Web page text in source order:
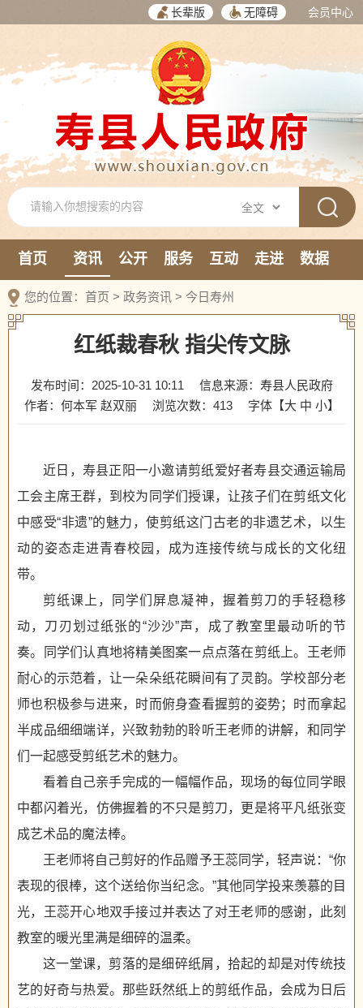
长辈版 无障碍 会员中心
首页 资讯 公开 服务 互动 走进
数据
新媒体
您的位置： 首页 > 政务资讯 > 今日寿州
红纸裁春秋 指尖传文脉
发布时间：2025-10-31 10:11
信息来源：寿县人民政府
作者：何本军 赵双丽
浏览次数： 413 字体【大 中 小】
近日，寿县正阳一小邀请剪纸爱好者寿县交通运输局
工会主席王群，到校为同学们授课，让孩子们在剪纸文化
中感受“非遗”的魅力，使剪纸这门古老的非遗艺术，以生
动的姿态走进青春校园，成为连接传统与成长的文化纽
带。
剪纸课上，同学们屏息凝神，握着剪刀的手轻稳移
动，刀刃划过纸张的“沙沙”声，成了教室里最动听的节
奏。同学们认真地将精美图案一点点落在剪纸上。王老师
耐心的示范着，让一朵朵纸花瞬间有了灵韵。学校部分老
师也积极参与进来，时而俯身查看握剪的姿势；时而拿起
半成品细细端详，兴致勃勃的聆听王老师的讲解，和同学
们一起感受剪纸艺术的魅力。
看着自己亲手完成的一幅幅作品，现场的每位同学眼
中都闪着光，仿佛握着的不只是剪刀，更是将平凡纸张变
成艺术品的魔法棒。
王老师将自己剪好的作品赠予王蕊同学，轻声说：“你
表现的很棒，这个送给你当纪念。”其他同学投来羡慕的目
光，王蕊开心地双手接过并表达了对王老师的感谢，此刻
教室的暖光里满是细碎的温柔。
这一堂课，剪落的是细碎纸屑，拾起的却是对传统技
艺的好奇与热爱。那些跃然纸上的剪纸作品，会成为日后